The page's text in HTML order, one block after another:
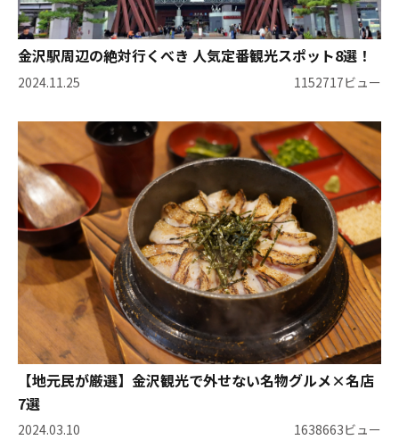
金沢駅周辺の絶対行くべき 人気定番観光スポット8選！
2024.11.25 1152717ビュー
【地元民が厳選】金沢観光で外せない名物グルメ×名店
7選
2024.03.10 1638663ビュー